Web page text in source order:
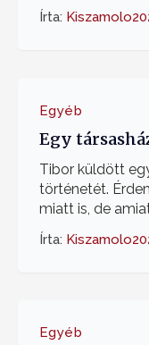
Írta: Kiszamolo
Egyéb
Egy
Tibor küldött
történetét.
miatt is, de
Írta: Kiszamolo
Egyéb